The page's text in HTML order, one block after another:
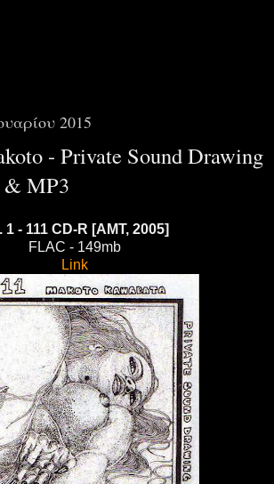
2015
- Private Sound Drawing
& MP3
1 - 111 CD-R [AMT, 2005]
FLAC - 149mb
Link